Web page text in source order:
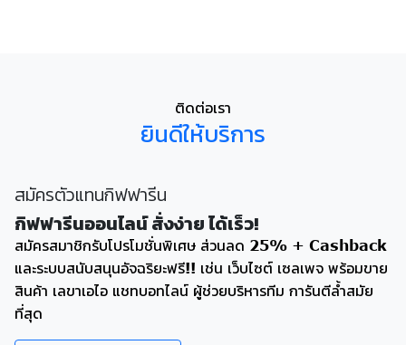
ติดต่อเรา
ยินดีให้บริการ
สมัครตัวแทนกิฟฟารีน
กิฟฟารีนออนไลน์ สั่งง่าย ได้เร็ว!
สมัครสมาชิกรับโปรโมชั่นพิเศษ ส่วนลด 25% + Cashback
และระบบสนับสนุนอัจฉริยะฟรี!! เช่น เว็บไซต์ เซลเพจ พร้อมขาย
สินค้า เลขาเอไอ แชทบอทไลน์ ผู้ช่วยบริหารทีม การันตีล้ำสมัย
ที่สุด